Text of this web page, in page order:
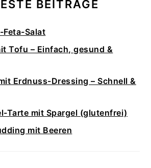
BEITRÄGE
Feta-Salat
Tofu – Einfach, gesund &
Erdnuss-Dressing – Schnell &
Tarte mit Spargel (glutenfrei)
mit Beeren